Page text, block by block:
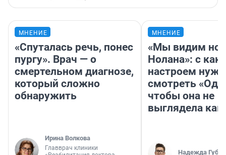
МНЕНИЕ
«Спуталась речь, понес
пургу». Врач — о
смертельном диагнозе,
который сложно
обнаружить
Ирина Волкова
Главврач клиники
МНЕНИЕ
«Мы видим
Нолана»: с
настроем
смотреть
чтобы она не
выглядела как
Надежда